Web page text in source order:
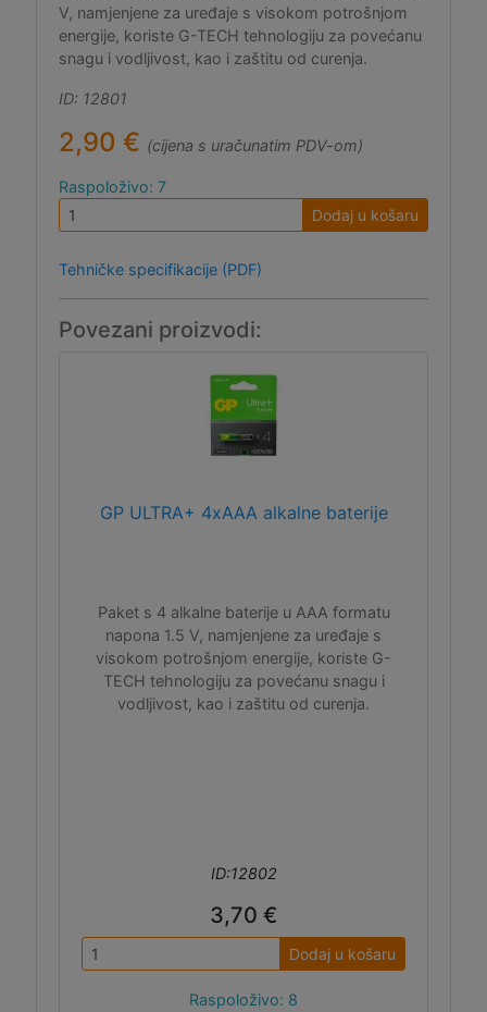
V, namjenjene za uređaje s visokom potrošnjom
energije, koriste G-TECH tehnologiju za povećanu
snagu i vodljivost, kao i zaštitu od curenja.
ID: 12801
2,90 € (cijena s uračunatim PDV-om)
Raspoloživo: 7
Dodaj u košaru
Tehničke specifikacije (PDF)
Povezani proizvodi:
GP ULTRA+ 4xAAA alkalne baterije
Paket s 4 alkalne baterije u AAA formatu
napona 1.5 V, namjenjene za uređaje s
visokom potrošnjom energije, koriste G-
TECH tehnologiju za povećanu snagu i
vodljivost, kao i zaštitu od curenja.
ID:12802
3,70 €
Dodaj u košaru
Raspoloživo: 8